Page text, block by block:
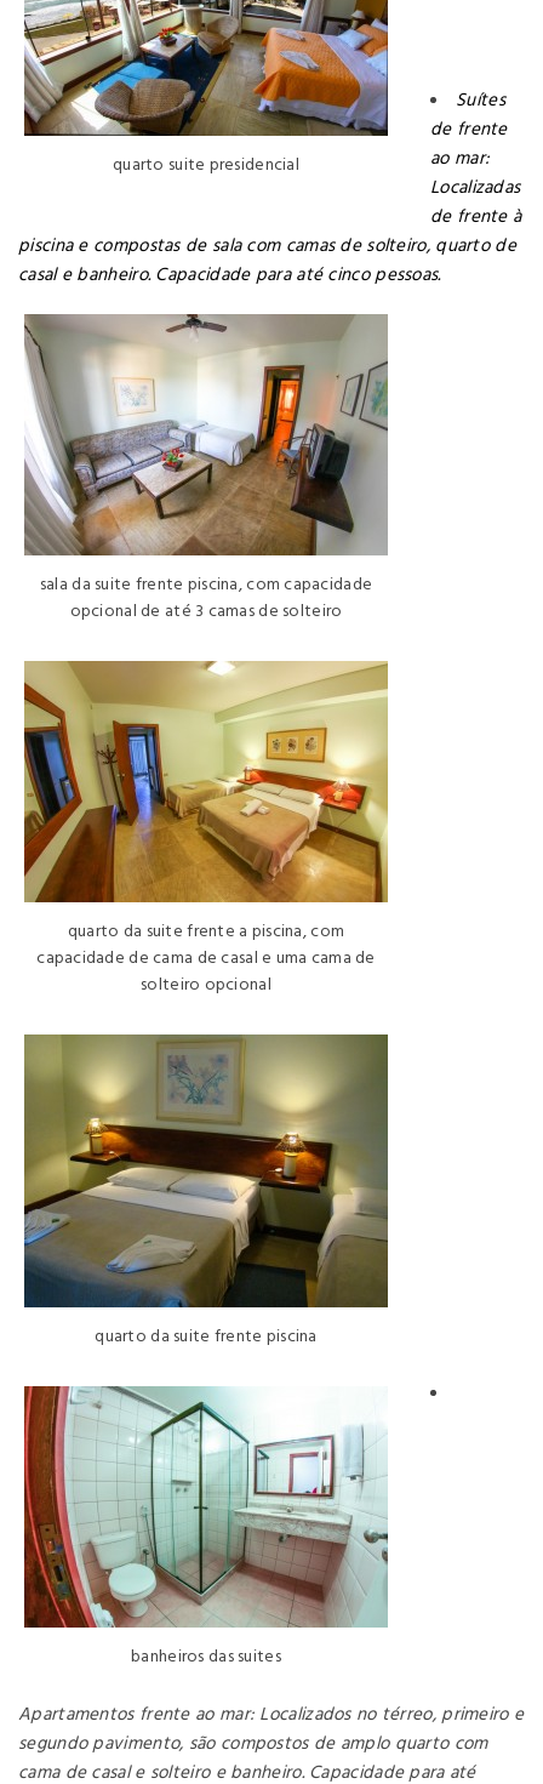
quarto suite presidencial
Suítes
de frente
ao mar:
Localizadas
de frente à
piscina e compostas de sala com camas de solteiro, quarto de
casal e banheiro. Capacidade para até cinco pessoas.
sala da suite frente piscina, com capacidade
opcional de até 3 camas de solteiro
quarto da suite frente a piscina, com
capacidade de cama de casal e uma cama de
solteiro opcional
quarto da suite frente piscina
banheiros das suites
Apartamentos frente ao mar: Localizados no térreo, primeiro e
segundo pavimento, são compostos de amplo quarto com
cama de casal e solteiro e banheiro. Capacidade para até